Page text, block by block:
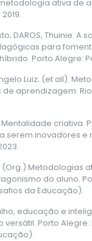
ativa de
DAROS, Thuinie. A
para
Porto Alegre:
Luiz; (et all).
aprendizagem.
Mentalidade criativa.
serem inovadores e
(Org.) Metodologias
do aluno.
da Educação).
educação e
Porto Alegre: